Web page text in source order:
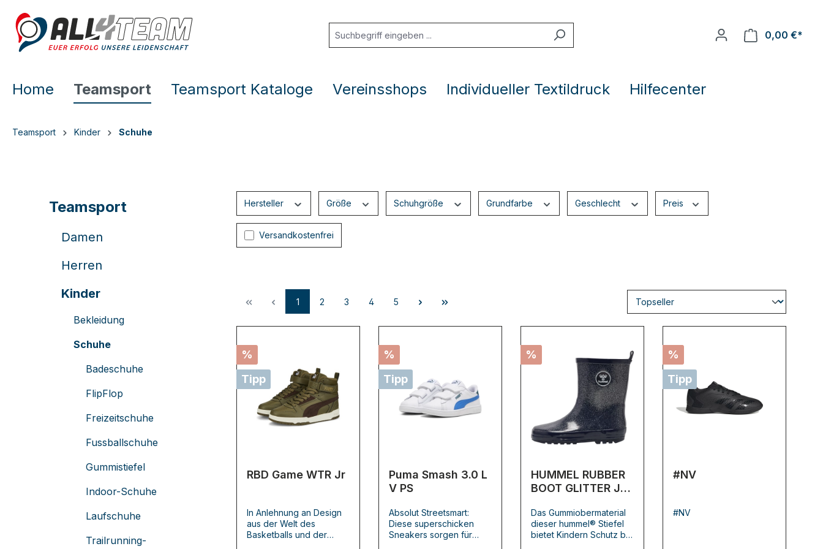
springen Zur Hauptnavigation springen
0,00 €*
Home Teamsport Teamsport Kataloge Vereinsshops Individueller Textildruck Hilfecenter
Teamsport Kinder Schuhe
Teamsport
Damen
Herren
Kinder
Bekleidung
Schuhe
Badeschuhe
FlipFlop
Freizeitschuhe
Fussballschuhe
Gummistiefel
Indoor-Schuhe
Laufschuhe
Trailrunning-
Hersteller Größe Schuhgröße Grundfarbe Geschlecht Preis
Filter hinzufügen: Versandkostenfrei
Versandkostenfrei
1 2 3 4 5
%
Tipp
RBD Game WTR Jr
In Anlehnung an Design
aus der Welt des
Basketballs und der
%
Tipp
Puma Smash 3.0 L
V PS
Absolut Streetsmart:
Diese superschicken
Sneakers sorgen für
%
HUMMEL RUBBER
BOOT GLITTER JR
Das Gummiobermaterial
dieser hummel® Stiefel
bietet Kindern Schutz bei
%
Tipp
#NV
#NV